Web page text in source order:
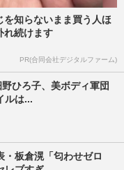
を知らないまま買う人ほ
れ続けます
PR(合同会社デジタルファーム)
ひろ子、美ボディ軍団
ルは...
・板倉滉「匂わせゼロ